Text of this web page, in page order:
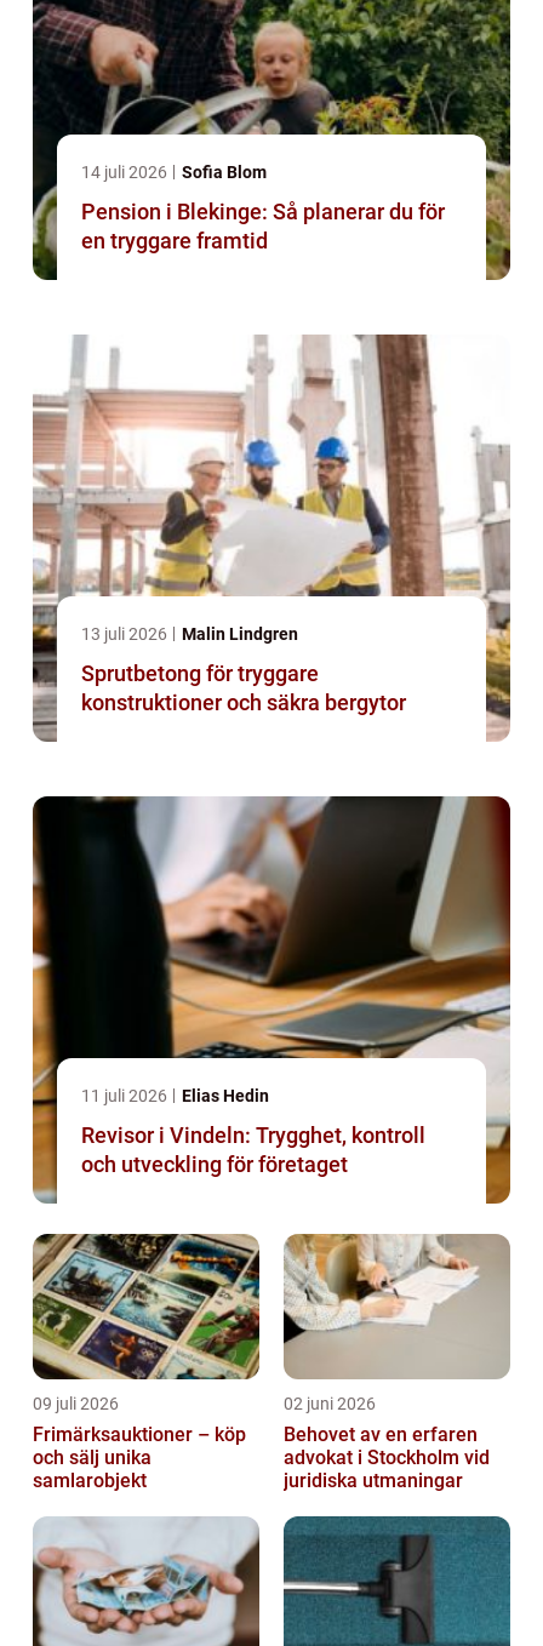
14 juli 2026 Sofia Blom
Pension i Blekinge: Så planerar du för
en tryggare framtid
13 juli 2026 Malin Lindgren
Sprutbetong för tryggare
konstruktioner och säkra bergytor
11 juli 2026 Elias Hedin
Revisor i Vindeln: Trygghet, kontroll
och utveckling för företaget
09 juli 2026
Frimärksauktioner – köp
och sälj unika
samlarobjekt
02 juni 2026
Behovet av en erfaren
advokat i Stockholm vid
juridiska utmaningar